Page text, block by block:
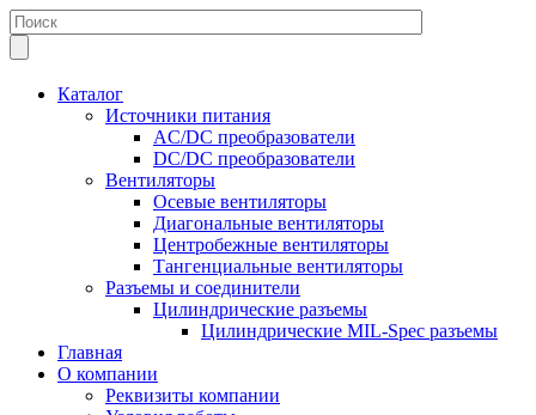
Каталог
Источники питания
AC/DC преобразователи
DC/DC преобразователи
Вентиляторы
Осевые вентиляторы
Диагональные вентиляторы
Центробежные вентиляторы
Тангенциальные вентиляторы
Разъемы и соединители
Цилиндрические разъемы
Цилиндрические MIL-Spec разъемы
Главная
О компании
Реквизиты компании